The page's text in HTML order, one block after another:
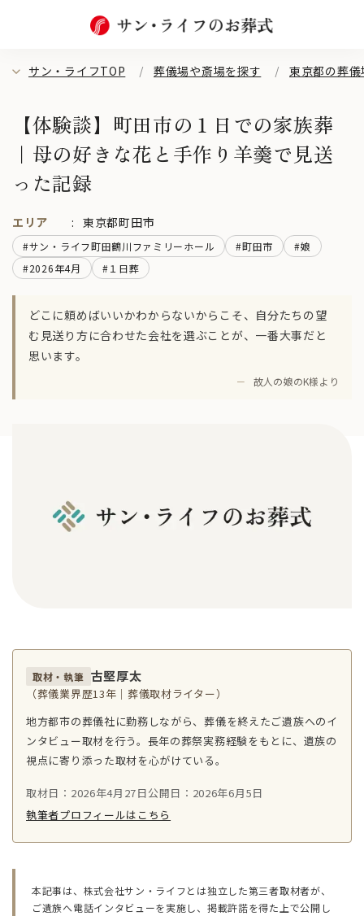
サン・ライフTOP 葬儀場や斎場を探す 東京都の葬
【体験談】町田市の１日での家族葬
｜母の好きな花と手作り羊羹で見送
った記録
エリア 東京都町田市
#サン・ライフ町田鶴川ファミリーホール #町田市
#娘
#2026年4月
#１日葬
どこに頼めばいいかわからないからこそ、自分たちの望
む見送り方に合わせた会社を選ぶことが、一番大事だと
思います。
－ 故人の娘のK様より
取材・執筆 古堅厚太
（葬儀業界歴13年｜葬儀取材ライター）
地方都市の葬儀社に勤務しながら、葬儀を終えたご遺族へのイ
ンタビュー取材を行う。長年の葬祭実務経験をもとに、遺族の
視点に寄り添った取材を心がけている。
取材日：2026年4月27日公開日：2026年6月5日
執筆者プロフィールはこちら
本記事は、株式会社サン・ライフとは独立した第三者取材者が、
ご遺族へ電話インタビューを実施し、掲載許諾を得た上で公開し